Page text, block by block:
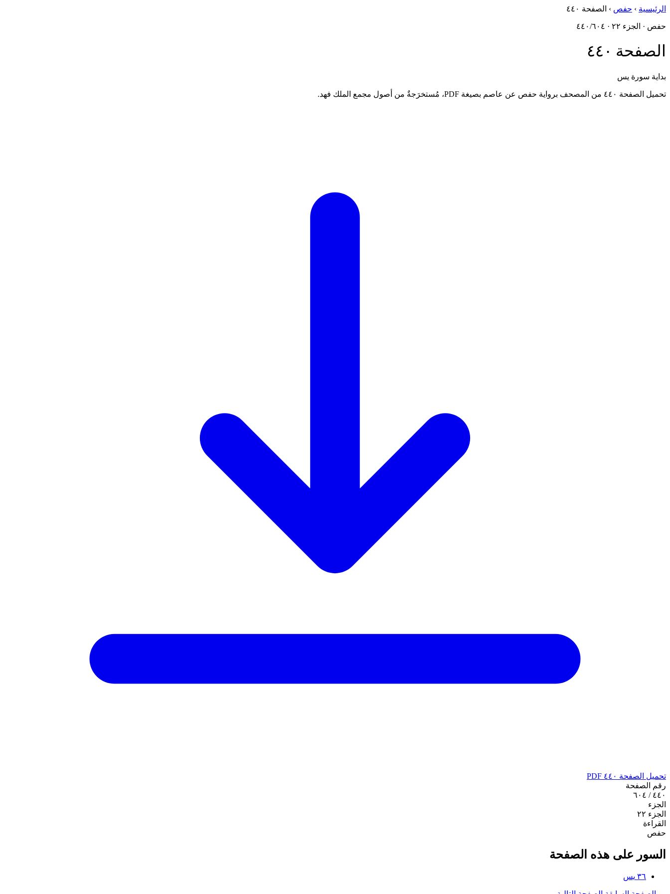
الرئيسية › حفص › الصفحة ٤٤٠
حفص · الجزء ٢٢ · ٤٤٠/٦٠٤
الصفحة ٤٤٠
بداية سورة يس
تحميل الصفحة ٤٤٠ من المصحف برواية حفص عن عاصم بصيغة PDF، مُستخرَجةٌ من أصول مجمع الملك فهد.
تحميل الصفحة ٤٤٠ PDF
رقم الصفحة
٤٤٠ / ٦٠٤
الجزء
الجزء ٢٢
القراءة
حفص
السور على هذه الصفحة
٣٦ يس